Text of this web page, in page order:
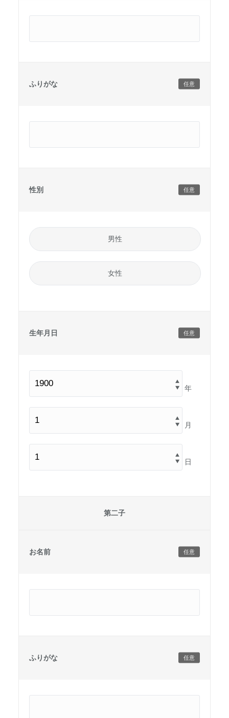
ふりがな 任意
性別 任意
男性
女性
生年月日 任意
年
月
日
第二子
お名前 任意
ふりがな 任意